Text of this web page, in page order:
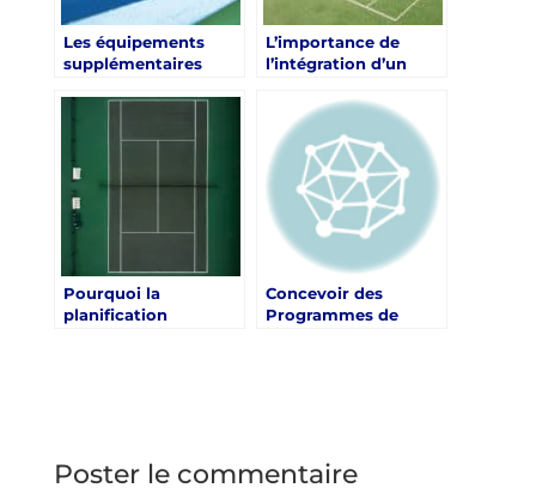
Les équipements
supplémentaires
un court de tennis
L’importance de
l’intégration d’un
la conception globale
d’un centre de bien-
être à Toulon
Pourquoi la
planification
Concevoir des
Programmes de
Poster le commentaire